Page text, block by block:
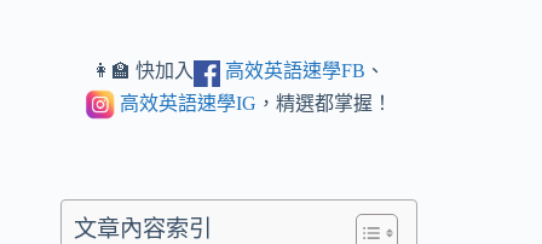
👩‍🏫 快加入 高效英語速學FB 、
高效英語速學IG ，精選都掌握！
文章內容索引